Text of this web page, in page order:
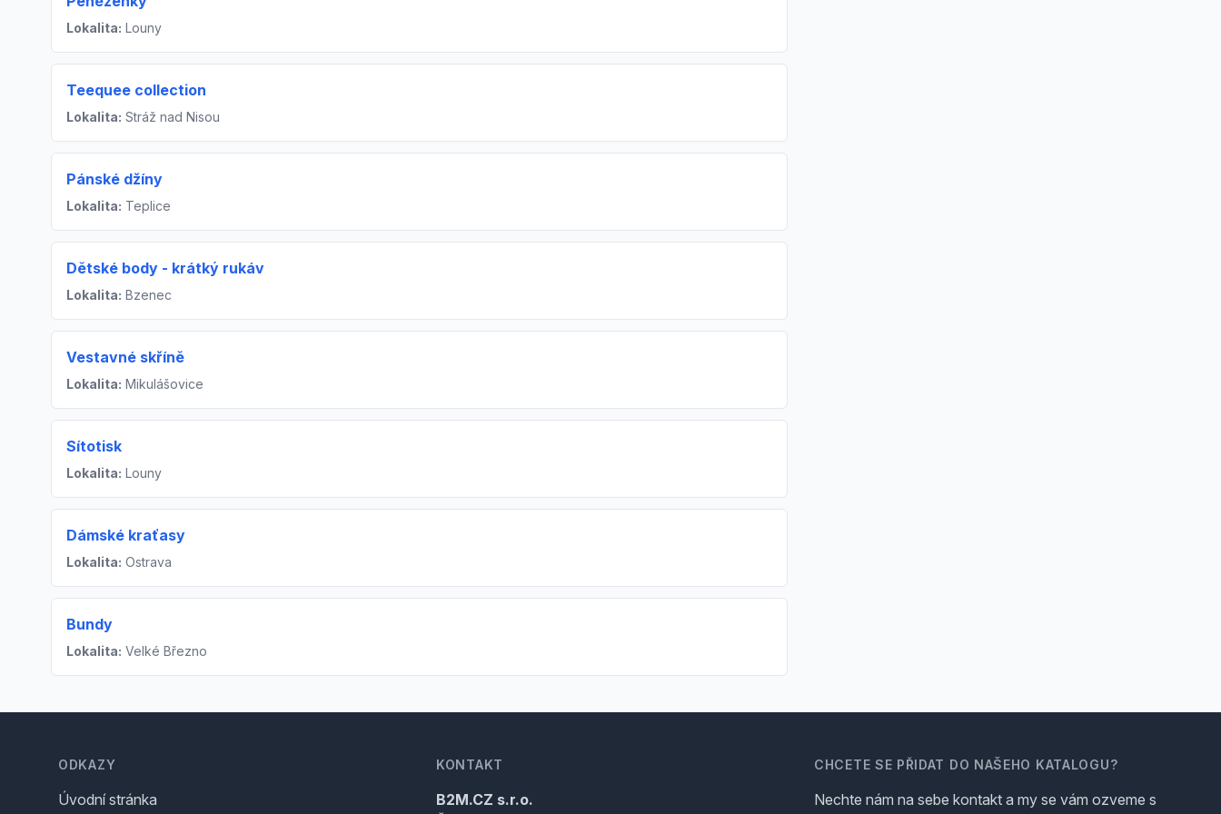
Lokalita: Louny
Teequee collection
Lokalita: Stráž nad Nisou
Pánské džíny
Lokalita: Teplice
Dětské body - krátký rukáv
Lokalita: Bzenec
Vestavné skříně
Lokalita: Mikulášovice
Sítotisk
Lokalita: Louny
Dámské kraťasy
Lokalita: Ostrava
Bundy
Lokalita: Velké Březno
ODKAZY
Úvodní stránka
KONTAKT
B2M.CZ s.r.o.
CHCETE SE PŘIDAT DO NAŠEHO KATALOGU?
Nechte nám na sebe kontakt a my se vám ozveme s